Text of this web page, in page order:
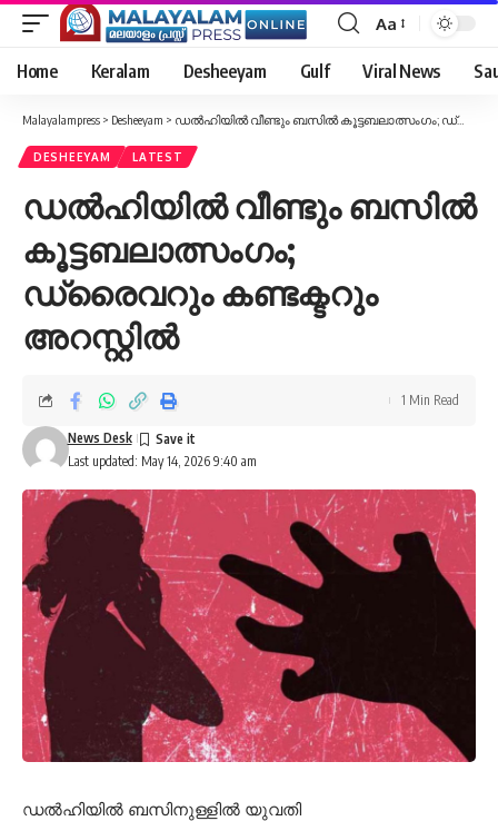
Font
Resizer
Aa
Home Keralam Desheeyam Gulf Viral News
Malayalampress > Desheeyam > ഡല്‍ഹിയില്‍ വീണ്ടും ബസില്‍ കൂട്ടബലാത്സംഗം; ഡ്രൈവറും കണ്ടക്ടറും അറസ്റ്റില്‍
DESHEEYAM LATEST
ഡല്‍ഹിയില്‍ വീണ്ടും ബസില്‍
കൂട്ടബലാത്സംഗം;
ഡ്രൈവറും കണ്ടക്ടറും
അറസ്റ്റില്‍
Last updated: May 14, 2026 9:40 am
News Desk
1 Min Read
ഡല്‍ഹിയില്‍ ബസിനുള്ളില്‍ യുവതി